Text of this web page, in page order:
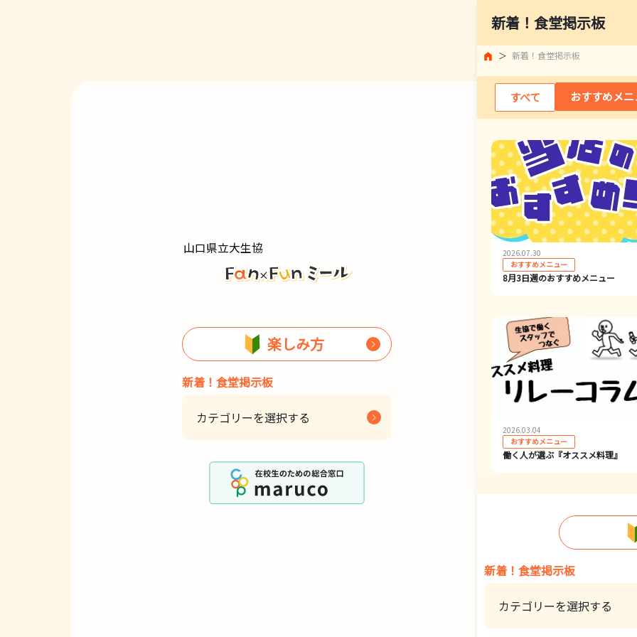
山口県立大生協
楽しみ方
新着！食堂掲示板
カテゴリーを選択する
新着！食堂掲示板
新着！食堂掲示板
すべて おすすめメ
2026.07.30
おすすめメニュー
8月3日週のおすすめメニュー
2026.03.04
おすすめメニュー
働く人が選ぶ『オススメ料理』
新着！食堂掲示板
カテゴリーを選択する